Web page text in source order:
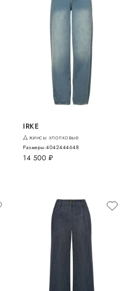
IRKE
Джинсы хлопковые
14 500 руб.
Размеры:4042444648